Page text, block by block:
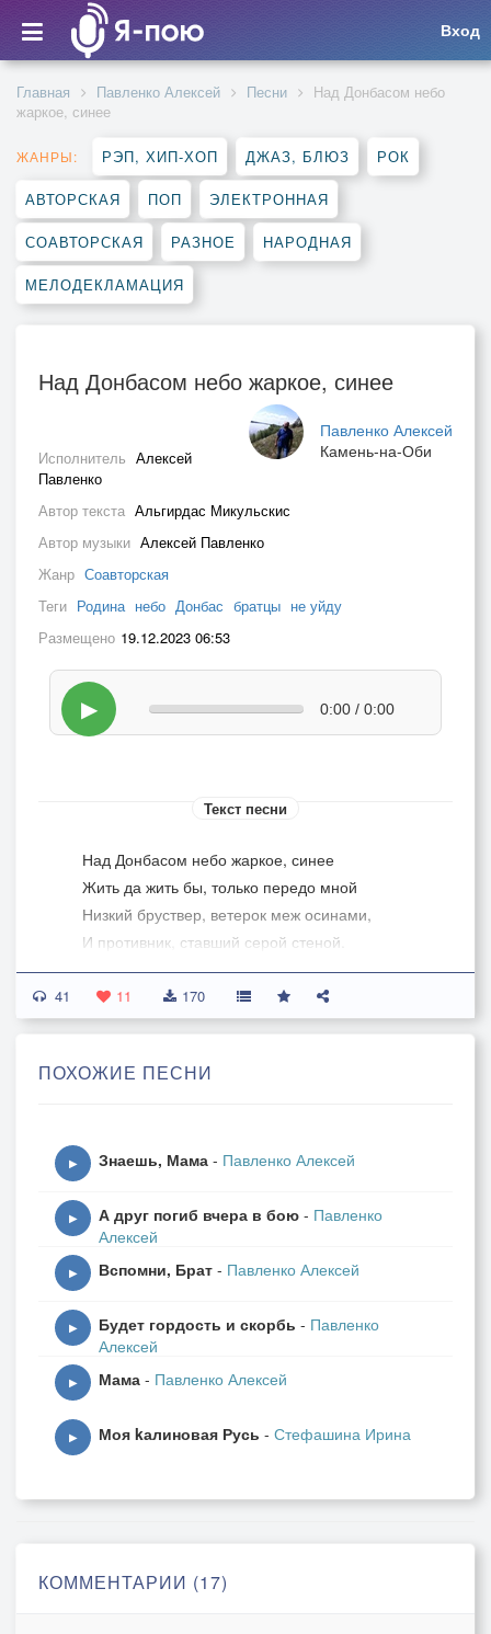
Вход
Главная Павленко Алексей Песни
Над Донбасом небо
жаркое, синее
ЖАНРЫ: РЭП, ХИП-ХОП ДЖАЗ, БЛЮЗ РОК
АВТОРСКАЯ ПОП ЭЛЕКТРОННАЯ
СОАВТОРСКАЯ РАЗНОЕ НАРОДНАЯ
МЕЛОДЕКЛАМАЦИЯ
Над Донбасом небо жаркое, синее
Павленко Алексей
Камень-на-Оби
Исполнитель Алексей
Павленко
Автор текста Альгирдас Микульскис
Автор музыки Алексей Павленко
Жанр Соавторская
Теги Родина небо Донбас братцы не уйду
Размещено 19.12.2023 06:53
▶ 0:00 / 0:00
Текст песни
Над Донбасом небо жаркое, синее
Жить да жить бы, только передо мной
Низкий бруствер, ветерок меж осинами,
И противник, ставший серой стеной.
Я один, всех братцев рядом повыбило,
Сдохла рация, подмоги не жду.
И с позиции своей не уйду.
41 11 170
ПОХОЖИЕ ПЕСНИ
▶ Знаешь, Мама - Павленко Алексей
▶ А друг погиб вчера в бою - Павленко
Алексей
▶ Вспомни, Брат - Павленко Алексей
▶ Будет гордость и скорбь - Павленко
Алексей
▶ Мама - Павленко Алексей
▶ Моя kалиновая Русь - Стефашина Ирина
КОММЕНТАРИИ (17)